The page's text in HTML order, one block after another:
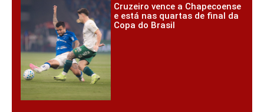
Cruzeiro vence a Chapecoense
e está nas quartas de final da
Copa do Brasil